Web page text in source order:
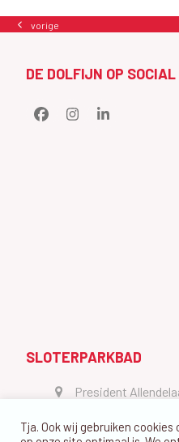
previous
vorige
DE DOLFIJN OP
FacebookInstagramLinkedIn
SLOTERPARKBAD
President
Tja. Ook wij gebruiken